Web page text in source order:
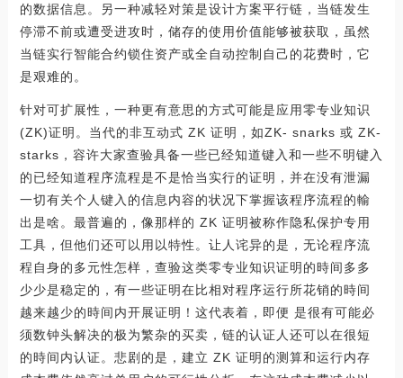
的数据信息。另一种减轻对策是设计方案平行链，当链发生
停滞不前或遭受进攻时，储存的使用价值能够被获取，虽然
当链实行智能合约锁住资产或全自动控制自己的花费时，它
是艰难的。
针对可扩展性，一种更有意思的方式可能是应用零专业知识
(ZK)证明。当代的非互动式 ZK 证明，如ZK- snarks 或 ZK-
starks，容许大家查验具备一些已经知道键入和一些不明键入
的已经知道程序流程是不是恰当实行的证明，并在没有泄漏
一切有关个人键入的信息内容的状况下掌握该程序流程的輸
出是啥。最普遍的，像那样的 ZK 证明被称作隐私保护专用
工具，但他们还可以用以特性。让人诧异的是，无论程序流
程自身的多元性怎样，查验这类零专业知识证明的時间多多
少少是稳定的，有一些证明在比相对程序运行所花销的時间
越来越少的時间内开展证明！这代表着，即便 是很有可能必
须数钟头解决的极为繁杂的买卖，链的认证人还可以在很短
的時间内认证。悲剧的是，建立 ZK 证明的测算和运行内存